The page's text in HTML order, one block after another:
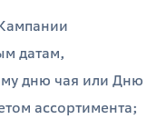
датам,
дню чая или Дню
ассортимента;